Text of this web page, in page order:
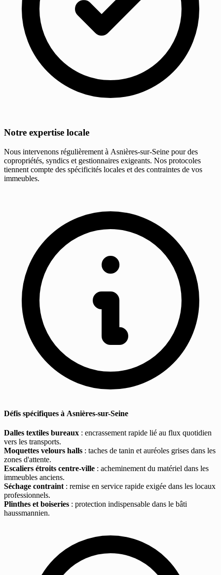
Notre expertise locale
Nous intervenons régulièrement à Asnières-sur-Seine pour des
copropriétés, syndics et gestionnaires exigeants. Nos protocoles
tiennent compte des spécificités locales et des contraintes de vos
immeubles.
Défis spécifiques à Asnières-sur-Seine
Dalles textiles bureaux : encrassement rapide lié au flux quotidien
vers les transports.
Moquettes velours halls : taches de tanin et auréoles grises dans les
zones d'attente.
Escaliers étroits centre-ville : acheminement du matériel dans les
immeubles anciens.
Séchage contraint: remise en service rapide exigée dans les locaux
professionnels.
Plinthes et boiseries : protection indispensable dans le bâti
haussmannien.